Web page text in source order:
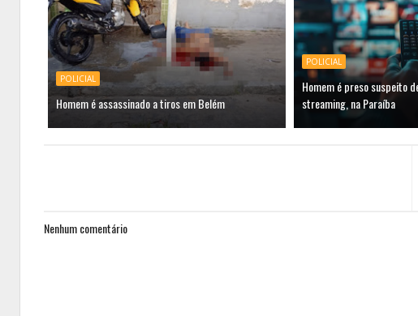
POLICIAL
Homem é assassinado a tiros em Belém
POLICIAL
Homem é preso suspeito
streaming, na Paraíba
Nenhum comentário